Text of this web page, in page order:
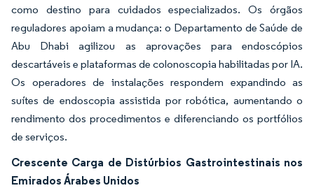
como destino para cuidados especializados. Os órgãos
reguladores apoiam a mudança: o Departamento de Saúde de
Abu Dhabi agilizou as aprovações para endoscópios
descartáveis e plataformas de colonoscopia habilitadas por IA.
Os operadores de instalações respondem expandindo as
suítes de endoscopia assistida por robótica, aumentando o
rendimento dos procedimentos e diferenciando os portfólios
de serviços.
Crescente Carga de Distúrbios Gastrointestinais nos
Emirados Árabes Unidos